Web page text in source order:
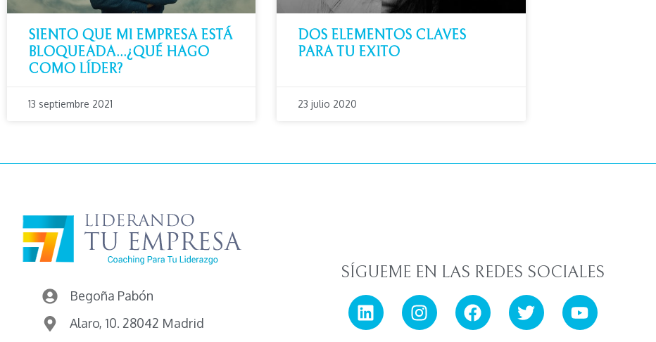
SIENTO QUE MI EMPRESA ESTÁ
BLOQUEADA…¿QUÉ HAGO
COMO LÍDER?
13 septiembre 2021
DOS ELEMENTOS CLAVES
PARA TU EXITO
23 julio 2020
Begoña Pabón
Alaro, 10. 28042 Madrid
SÍGUEME EN LAS REDES SOCIALES